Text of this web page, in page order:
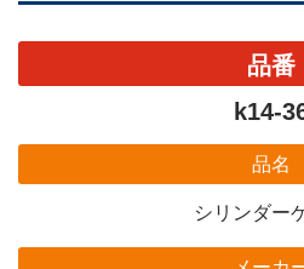
品番
k14-
品名
シリンダー